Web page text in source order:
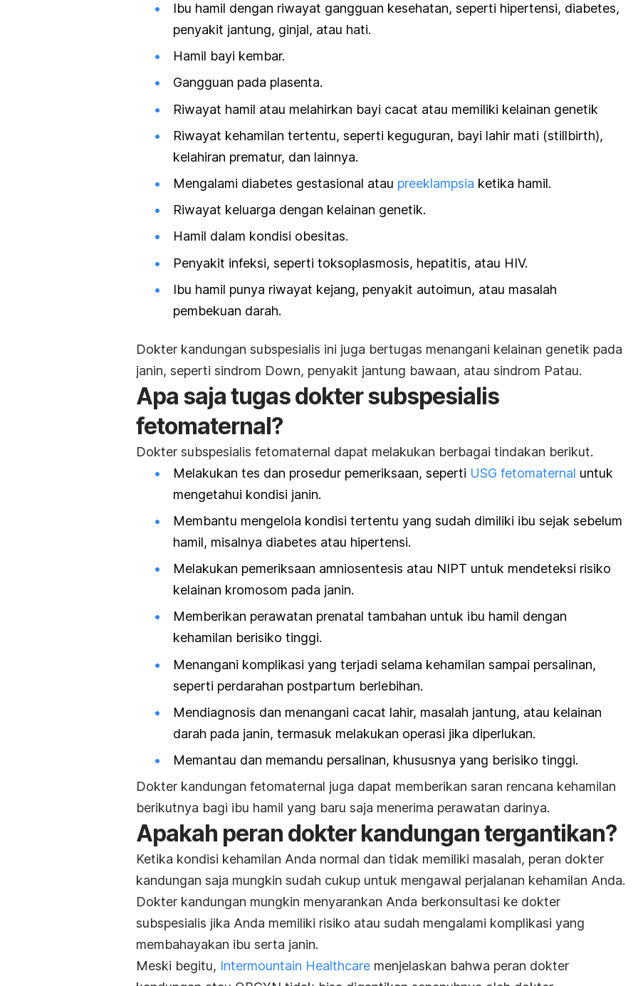
Ibu hamil dengan riwayat gangguan kesehatan, seperti hipertensi, diabetes,
penyakit jantung, ginjal, atau hati.
Hamil bayi kembar.
Gangguan pada plasenta.
Riwayat hamil atau melahirkan bayi cacat atau memiliki kelainan genetik
Riwayat kehamilan tertentu, seperti keguguran, bayi lahir mati (stillbirth),
kelahiran prematur, dan lainnya.
Mengalami diabetes gestasional atau preeklampsia ketika hamil.
Riwayat keluarga dengan kelainan genetik.
Hamil dalam kondisi obesitas.
Penyakit infeksi, seperti toksoplasmosis, hepatitis, atau HIV.
Ibu hamil punya riwayat kejang, penyakit autoimun, atau masalah
pembekuan darah.
Dokter kandungan subspesialis ini juga bertugas menangani kelainan genetik pada
janin, seperti sindrom Down, penyakit jantung bawaan, atau sindrom Patau.
Apa saja tugas dokter subspesialis
fetomaternal?
Dokter subspesialis fetomaternal dapat melakukan berbagai tindakan berikut.
Melakukan tes dan prosedur pemeriksaan, seperti USG fetomaternal untuk
mengetahui kondisi janin.
Membantu mengelola kondisi tertentu yang sudah dimiliki ibu sejak sebelum
hamil, misalnya diabetes atau hipertensi.
Melakukan pemeriksaan amniosentesis atau NIPT untuk mendeteksi risiko
kelainan kromosom pada janin.
Memberikan perawatan prenatal tambahan untuk ibu hamil dengan
kehamilan berisiko tinggi.
Menangani komplikasi yang terjadi selama kehamilan sampai persalinan,
seperti perdarahan postpartum berlebihan.
Mendiagnosis dan menangani cacat lahir, masalah jantung, atau kelainan
darah pada janin, termasuk melakukan operasi jika diperlukan.
Memantau dan memandu persalinan, khususnya yang berisiko tinggi.
Dokter kandungan fetomaternal juga dapat memberikan saran rencana kehamilan
berikutnya bagi ibu hamil yang baru saja menerima perawatan darinya.
Apakah peran dokter kandungan tergantikan?
Ketika kondisi kehamilan Anda normal dan tidak memiliki masalah, peran dokter
kandungan saja mungkin sudah cukup untuk mengawal perjalanan kehamilan Anda.
Dokter kandungan mungkin menyarankan Anda berkonsultasi ke dokter
subspesialis jika Anda memiliki risiko atau sudah mengalami komplikasi yang
membahayakan ibu serta janin.
Meski begitu, Intermountain Healthcare menjelaskan bahwa peran dokter